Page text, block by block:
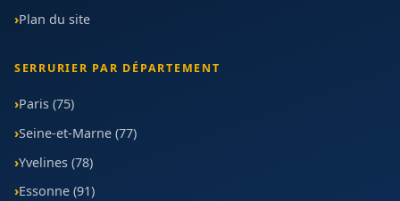
Plan du site
SERRURIER PAR DÉPARTEMENT
Paris (75)
Seine-et-Marne (77)
Yvelines (78)
Essonne (91)